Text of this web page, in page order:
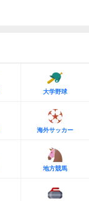
大学野球
海外サッカー
地方競馬